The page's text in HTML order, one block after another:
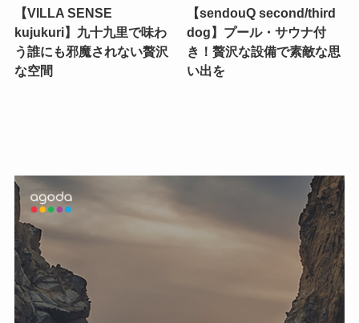
【VILLA SENSE
kujukuri】九十九里で味わ
う誰にも邪魔されない贅沢
な空間
【sendouQ second/third
dog】プール・サウナ付
き！贅沢な設備で素敵な思
い出を